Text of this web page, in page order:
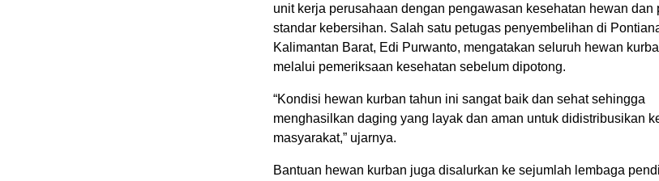
unit kerja perusahaan dengan pengawasan kesehatan hewan dan
standar kebersihan. Salah satu petugas penyembelihan di
Kalimantan Barat, Edi Purwanto, mengatakan seluruh hewan
melalui pemeriksaan kesehatan sebelum dipotong.
“Kondisi hewan kurban tahun ini sangat baik dan sehat sehingga
menghasilkan daging yang layak dan aman untuk didistribusikan
masyarakat,” ujarnya.
Bantuan hewan kurban juga disalurkan ke sejumlah lembaga